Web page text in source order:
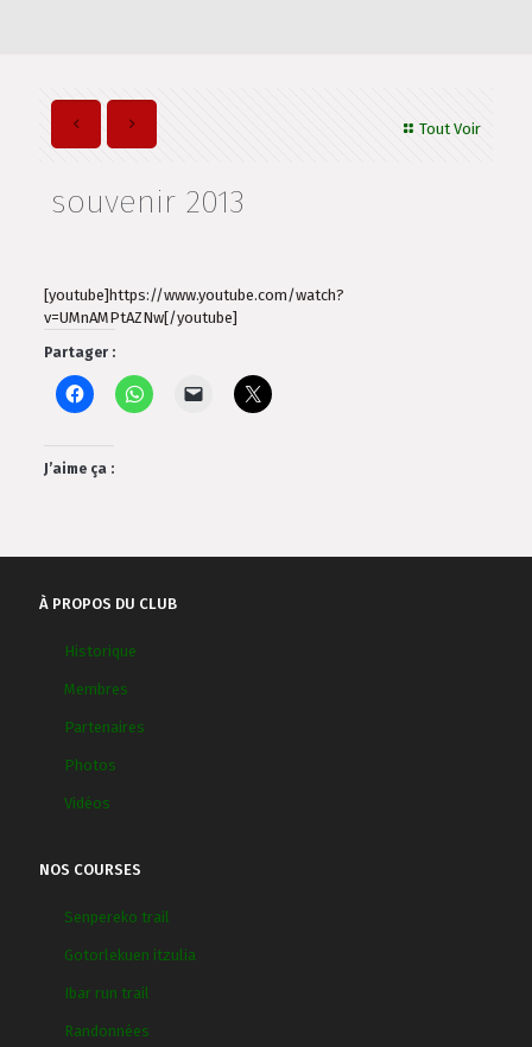
Tout Voir
souvenir 2013
[youtube]https://www.youtube.com/watch?
v=UMnAMPtAZNw[/youtube]
Partager :
J’aime ça :
À PROPOS DU CLUB
Historique
Membres
Partenaires
Photos
Vidéos
NOS COURSES
Senpereko trail
Gotorlekuen itzulia
Ibar run trail
Randonnées